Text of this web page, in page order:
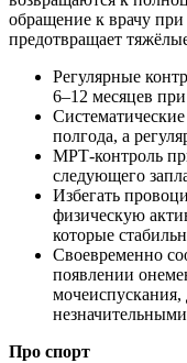
обращение к врачу
предотвращает
Регулярные
6–12 месяцев
полгода, а
МРТ-контроль
следующего
Избегать
физическую
которые
Своевременно
появлении
Про спорт